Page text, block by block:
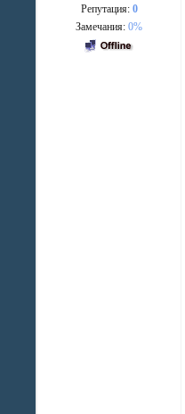
Репутация: 0
Замечания:0%